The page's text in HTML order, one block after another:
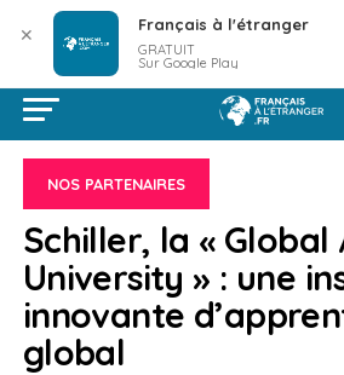
NOS PARTENAIRES
Schiller, la « Global
University » : une
innovante
global
✕ Français à l'étranger
GRATUIT
Sur Google Play